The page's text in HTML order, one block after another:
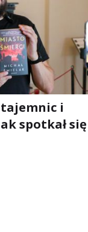
i
spotkał się